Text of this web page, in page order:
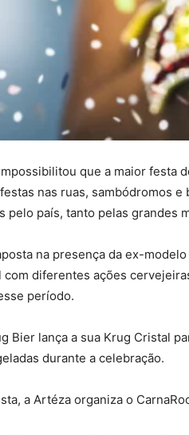
que a maior festa
nas ruas, sambódromos
pelo país, tanto pelas grandes
na presença da ex-
diferentes ações
período.
Bier lança a sua Krug Cristal
durante a celebração.
a Artéza organiza o